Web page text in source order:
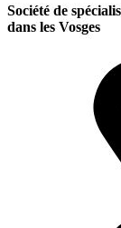
Société de
dans les Vosges